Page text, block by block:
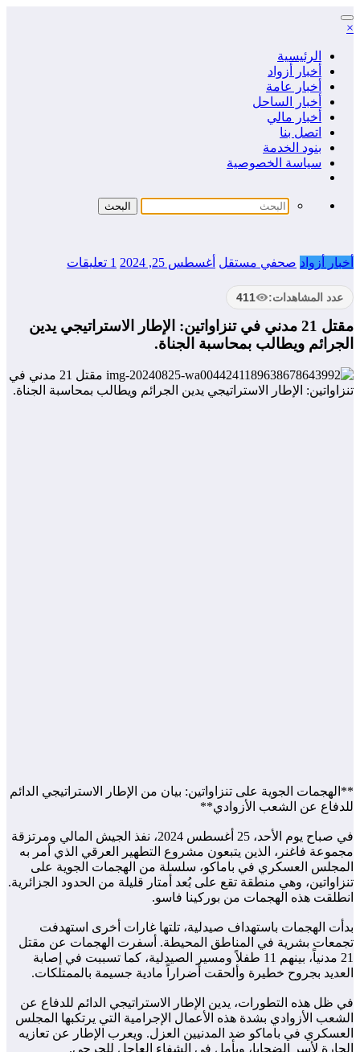
التجاوز
إلى
×
الرئيسية
أخبار أزواد
أخبار عامة
أخبار الساحل
أخبار مالي
اتصل بنا
بنود الخدمة
سياسة الخصوصية
أخبار أزواد صحفي مستقل أغسطس 25, 2024 1 تعليقات
عدد المشاهدات: 411
مقتل 21 مدني في تنزاواتين: الإطار الاستراتيجي يدين
الجرائم ويطالب بمحاسبة الجناة.
**الهجمات الجوية على تنزاواتين: بيان من الإطار الاستراتيجي الدائم
للدفاع عن الشعب الأزوادي**
في صباح يوم الأحد، 25 أغسطس 2024، نفذ الجيش المالي ومرتزقة
مجموعة فاغنر، الذين يتبعون مشروع التطهير العرقي الذي أمر به
المجلس العسكري في باماكو، سلسلة من الهجمات الجوية على
تنزاواتين، وهي منطقة تقع على بُعد أمتار قليلة من الحدود الجزائرية.
انطلقت هذه الهجمات من بوركينا فاسو.
بدأت الهجمات باستهداف صيدلية، تلتها غارات أخرى استهدفت
تجمعات بشرية في المناطق المحيطة. أسفرت الهجمات عن مقتل
21 مدنياً، بينهم 11 طفلاً ومسير الصيدلية، كما تسببت في إصابة
العديد بجروح خطيرة وألحقت أضراراً مادية جسيمة بالممتلكات.
في ظل هذه التطورات، يدين الإطار الاستراتيجي الدائم للدفاع عن
الشعب الأزوادي بشدة هذه الأعمال الإجرامية التي يرتكبها المجلس
العسكري في باماكو ضد المدنيين العزل. ويعرب الإطار عن تعازيه
الحارة لأسر الضحايا، ويأمل في الشفاء العاجل للجرحى.